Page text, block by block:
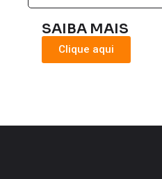
SAIBA MAIS
Clique aqui